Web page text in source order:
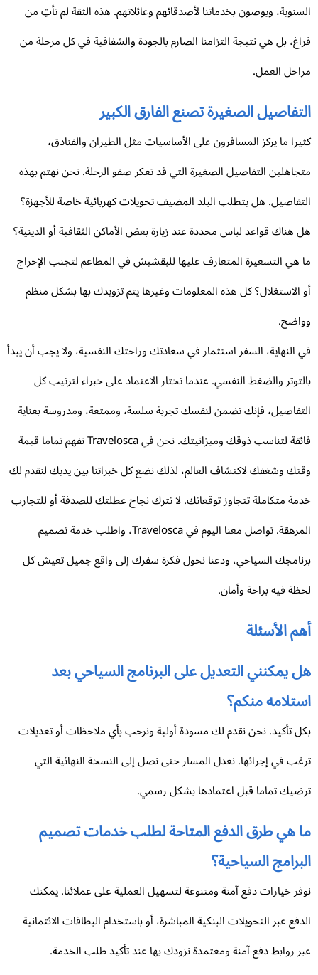
ويوصون بخدماتنا لأصدقائهم وعائلاتهم. هذه الثقة لم تأتِ من
بل هي نتيجة التزامنا الصارم بالجودة والشفافية في كل مرحلة من
العمل.
الصغيرة تصنع الفارق الكبير
ما يركز المسافرون على الأساسيات مثل الطيران والفنادق،
التفاصيل الصغيرة التي قد تعكر صفو الرحلة. نحن نهتم بهذه
هل يتطلب البلد المضيف تحويلات كهربائية خاصة للأجهزة؟
هناك قواعد لباس محددة عند زيارة بعض الأماكن الثقافية أو الدينية؟
هي التسعيرة المتعارف عليها للبقشيش في المطاعم لتجنب الإحراج
الاستغلال؟ كل هذه المعلومات وغيرها يتم تزويدك بها بشكل منظم
النهاية، السفر استثمار في سعادتك وراحتك النفسية، ولا يجب أن يبدأ
والضغط النفسي. عندما تختار الاعتماد على خبراء لترتيب كل
فإنك تضمن لنفسك تجربة سلسة، وممتعة، ومدروسة بعناية
فائقة لتناسب ذوقك وميزانيتك. نحن في Travelosca نفهم تماما قيمة
وشغفك لاكتشاف العالم، لذلك نضع كل خبراتنا بين يديك لنقدم لك
متكاملة تتجاوز توقعاتك. لا تترك نجاح عطلتك للصدفة أو للتجارب
المرهقة. تواصل معنا اليوم في Travelosca، واطلب خدمة تصميم
السياحي، ودعنا نحول فكرة سفرك إلى واقع جميل تعيش كل
فيه براحة وأمان.
الأسئلة
يمكنني التعديل على البرنامج السياحي بعد
منكم؟
تأكيد. نحن نقدم لك مسودة أولية ونرحب بأي ملاحظات أو تعديلات
في إجرائها. نعدل المسار حتى نصل إلى النسخة النهائية التي
تماما قبل اعتمادها بشكل رسمي.
هي طرق الدفع المتاحة لطلب خدمات تصميم
السياحية؟
خيارات دفع آمنة ومتنوعة لتسهيل العملية على عملائنا. يمكنك
عبر التحويلات البنكية المباشرة، أو باستخدام البطاقات الائتمانية
روابط دفع آمنة ومعتمدة نزودك بها عند تأكيد طلب الخدمة.